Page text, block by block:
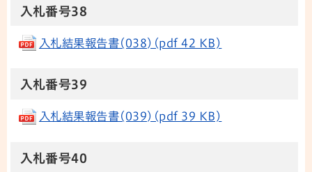
​​​​​​​入札番号38
入札結果報告書(038)(pdf 42 KB)
​​​​​​​入札番号39
入札結果報告書(039)(pdf 39 KB)
​​​​​​​入札番号40